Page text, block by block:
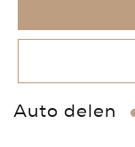
Auto delen